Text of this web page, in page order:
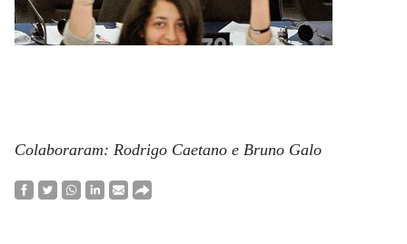
Colaboraram: Rodrigo Caetano e Bruno Galo